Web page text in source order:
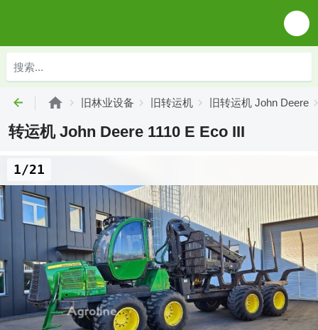
旧林业设备 旧转运机 旧转运机 John Deere
转运机 John Deere 1110 E Eco III
1/21